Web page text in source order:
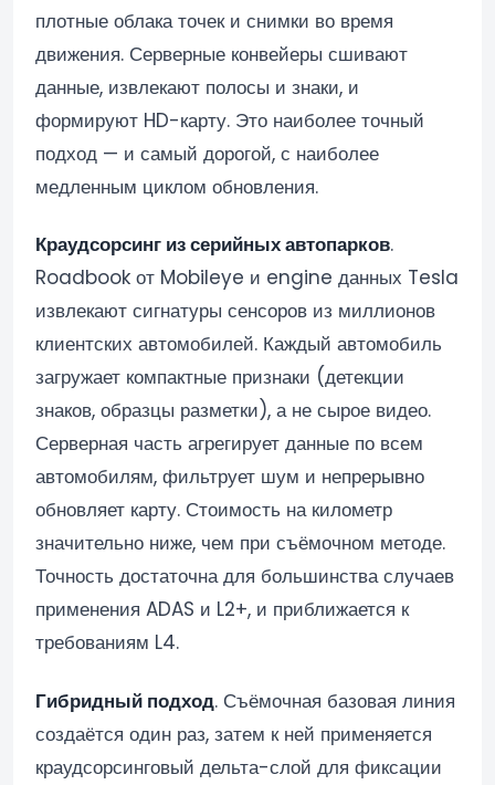
плотные облака точек и снимки во время
движения. Серверные конвейеры сшивают
данные, извлекают полосы и знаки, и
формируют HD-карту. Это наиболее точный
подход — и самый дорогой, с наиболее
медленным циклом обновления.
Краудсорсинг из серийных автопарков.
Roadbook от Mobileye и engine данных Tesla
извлекают сигнатуры сенсоров из миллионов
клиентских автомобилей. Каждый автомобиль
загружает компактные признаки (детекции
знаков, образцы разметки), а не сырое видео.
Серверная часть агрегирует данные по всем
автомобилям, фильтрует шум и непрерывно
обновляет карту. Стоимость на километр
значительно ниже, чем при съёмочном методе.
Точность достаточна для большинства случаев
применения ADAS и L2+, и приближается к
требованиям L4.
Гибридный подход. Съёмочная базовая линия
создаётся один раз, затем к ней применяется
краудсорсинговый дельта-слой для фиксации